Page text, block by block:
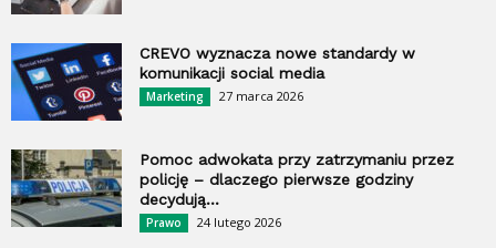
CREVO wyznacza nowe standardy w
komunikacji social media
Marketing 27 marca 2026
Pomoc adwokata przy zatrzymaniu przez
policję – dlaczego pierwsze godziny
decydują...
Prawo 24 lutego 2026